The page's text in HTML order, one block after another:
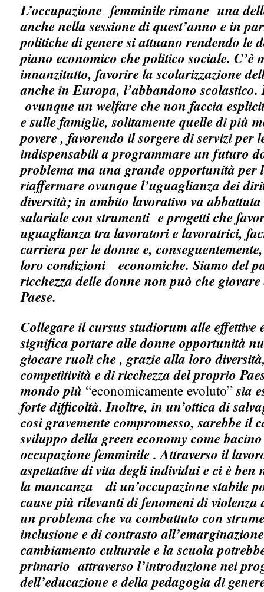
L’occupazione femminile rimane una
anche nella sessione di quest’anno e in
politiche di genere si attuano rendendo le
piano economico che politico sociale. C’è
innanzitutto, favorire la scolarizzazione
anche in Europa, l’abbandono scolastico.
ovunque un welfare che non faccia
e sulle famiglie, solitamente quelle di più
povere , favorendo il sorgere di servizi
indispensabili a programmare un futuro
problema ma una grande opportunità per
riaffermare ovunque l’uguaglianza dei
diversità; in ambito lavorativo va
salariale con strumenti e progetti che
uguaglianza tra lavoratori e lavoratrici,
carriera per le donne e,
loro condizioni economiche. Siamo del
ricchezza delle donne non può che
Paese.
Collegare il cursus studiorum alle effettive
significa portare alle donne opportunità
giocare ruoli che , grazie alla loro
competitività e di ricchezza del proprio
mondo più “economicamente evoluto”sia
forte difficoltà. Inoltre, in un’ottica di
così gravemente compromesso, sarebbe il
sviluppo della green economy come
occupazione femminile . Attraverso il
aspettative di vita degli individui e ci è
la mancanza di un’occupazione stabile
cause più rilevanti di fenomeni di violenza
un problema che va combattuto con
inclusione e di contrasto
cambiamento culturale e la scuola
primario attraverso l’introduzione nei
dell’educazione e della pedagogia di